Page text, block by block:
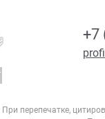
+7
При перепечатке,